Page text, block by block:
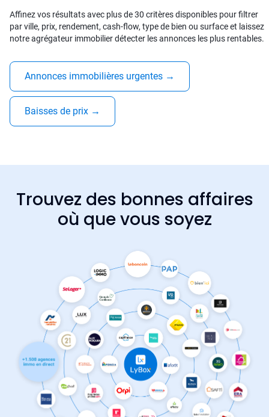
Affinez vos résultats avec plus de 30 critères disponibles pour filtrer
par ville, prix, rendement, cash-flow, type de bien ou surface et laissez
notre agrégateur immobilier détecter les annonces les plus rentables.
Annonces immobilières urgentes →
Baisses de prix →
Trouvez des bonnes affaires
où que vous soyez